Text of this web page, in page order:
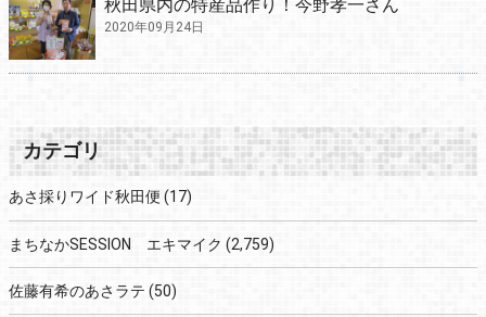
秋田県内の特産品作り！今野孝一さん
2020年09月24日
カテゴリ
あさ採りワイド秋田便 (17)
まちなかSESSION エキマイク (2,759)
佐藤有希のあさラテ (50)